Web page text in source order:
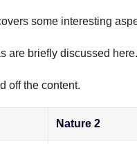
some interesting
are briefly discussed here.
off the content.
Nature 2